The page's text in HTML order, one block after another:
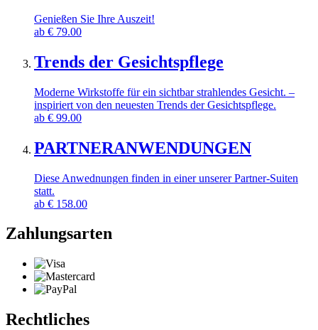
Genießen Sie Ihre Auszeit!
ab € 79.00
Trends der Gesichtspflege
Moderne Wirkstoffe für ein sichtbar strahlendes Gesicht. –
inspiriert von den neuesten Trends der Gesichtspflege.
ab € 99.00
PARTNERANWENDUNGEN
Diese Anwednungen finden in einer unserer Partner-Suiten
statt.
ab € 158.00
Zahlungsarten
Rechtliches